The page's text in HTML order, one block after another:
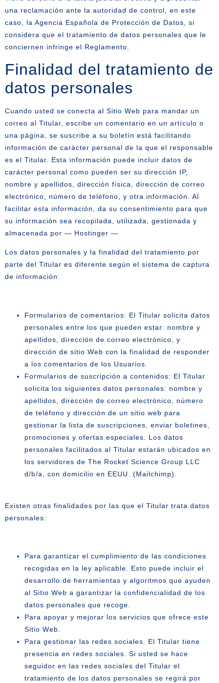
una reclamación ante la autoridad de control, en este
caso, la Agencia Española de Protección de Datos, si
considera que el tratamiento de datos personales que le
conciernen infringe el Reglamento.
Finalidad del tratamiento de
datos personales
Cuando usted se conecta al Sitio Web para mandar un
correo al Titular, escribe un comentario en un artículo o
una página, se suscribe a su boletín está facilitando
información de carácter personal de la que el responsable
es el Titular. Esta información puede incluir datos de
carácter personal como pueden ser su dirección IP,
nombre y apellidos, dirección física, dirección de correo
electrónico, número de teléfono, y otra información. Al
facilitar esta información, da su consentimiento para que
su información sea recopilada, utilizada, gestionada y
almacenada por — Hostinger —
Los datos personales y la finalidad del tratamiento por
parte del Titular es diferente según el sistema de captura
de información:
Formularios de comentarios: El Titular solicita datos
personales entre los que pueden estar: nombre y
apellidos, dirección de correo electrónico, y
dirección de sitio Web con la finalidad de responder
a los comentarios de los Usuarios.
Formularios de suscripción a contenidos: El Titular
solicita los siguientes datos personales: nombre y
apellidos, dirección de correo electrónico, número
de teléfono y dirección de un sitio web para
gestionar la lista de suscripciones, enviar boletines,
promociones y ofertas especiales. Los datos
personales facilitados al Titular estarán ubicados en
los servidores de The Rocket Science Group LLC
d/b/a, con domicilio en EEUU. (Mailchimp).
Existen otras finalidades por las que el Titular trata datos
personales:
Para garantizar el cumplimiento de las condiciones
recogidas en la ley aplicable. Esto puede incluir el
desarrollo de herramientas y algoritmos que ayuden
al Sitio Web a garantizar la confidencialidad de los
datos personales que recoge.
Para apoyar y mejorar los servicios que ofrece este
Sitio Web.
Para gestionar las redes sociales. El Titular tiene
presencia en redes sociales. Si usted se hace
seguidor en las redes sociales del Titular el
tratamiento de los datos personales se regirá por